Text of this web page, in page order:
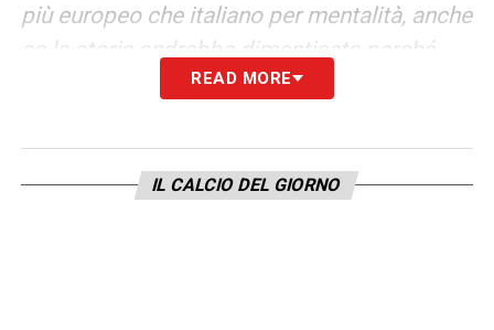
più europeo che italiano per mentalità, anche
se la storia andrebbe dimenticata perché
non c’entrano molto con la storia del Milan.
aggiungere e sono curioso sulla Juve. Per il
Bologna credo sarà una bellissima
READ MORE
IL CALCIO DEL GIORNO